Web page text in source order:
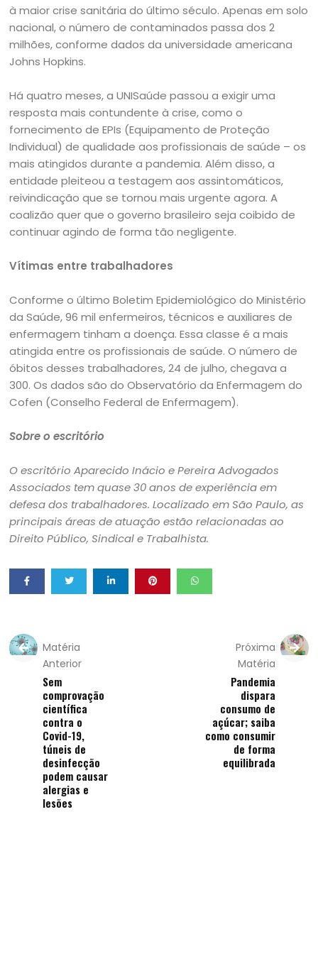
à maior crise sanitária do último século. Apenas em solo
nacional, o número de contaminados passa dos 2
milhões, conforme dados da universidade americana
Johns Hopkins.
Há quatro meses, a UNISaúde passou a exigir uma
resposta mais contundente à crise, como o
fornecimento de EPIs (Equipamento de Proteção
Individual) de qualidade aos profissionais de saúde – os
mais atingidos durante a pandemia. Além disso, a
entidade pleiteou a testagem aos assintomáticos,
reivindicação que se tornou mais urgente agora. A
coalizão quer que o governo brasileiro seja coibido de
continuar agindo de forma tão negligente.
Vítimas entre trabalhadores
Conforme o último Boletim Epidemiológico do Ministério
da Saúde, 96 mil enfermeiros, técnicos e auxiliares de
enfermagem tinham a doença. Essa classe é a mais
atingida entre os profissionais de saúde. O número de
óbitos desses trabalhadores, 24 de julho, chegava a
300. Os dados são do Observatório da Enfermagem do
Cofen (Conselho Federal de Enfermagem).
Sobre o escritório
O escritório Aparecido Inácio e Pereira Advogados
Associados tem quase 30 anos de experiência em
defesa dos trabalhadores. Localizado em São Paulo, as
principais áreas de atuação estão relacionadas ao
Direito Público, Sindical e Trabalhista.
Matéria
Anterior
Sem
comprovação
científica
contra o
Covid-19,
túneis de
desinfecção
podem causar
alergias e
lesões
Próxima
Matéria
Pandemia
dispara
consumo de
açúcar; saiba
como consumir
de forma
equilibrada